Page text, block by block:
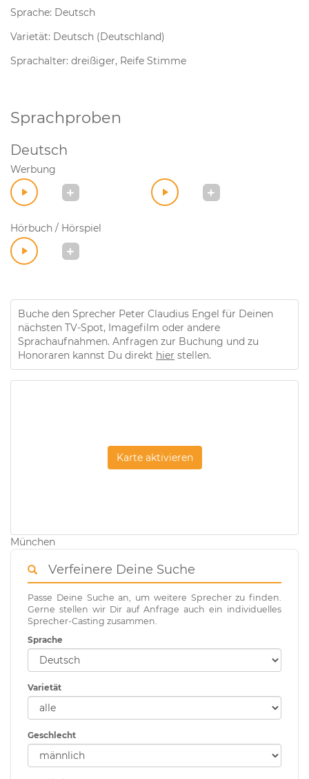
Sprache: Deutsch
Varietät: Deutsch (Deutschland)
Sprachalter: dreißiger, Reife Stimme
Sprachproben
Deutsch
Werbung
Hörbuch / Hörspiel
Buche den Sprecher Peter Claudius Engel für Deinen
nächsten TV-Spot, Imagefilm oder andere
Sprachaufnahmen. Anfragen zur Buchung und zu
Honoraren kannst Du direkt hier stellen.
Karte aktivieren
München
Verfeinere Deine Suche
Passe Deine Suche an, um weitere Sprecher zu finden.
Gerne stellen wir Dir auf Anfrage auch ein individuelles
Sprecher-Casting zusammen.
Sprache
Varietät
Geschlecht